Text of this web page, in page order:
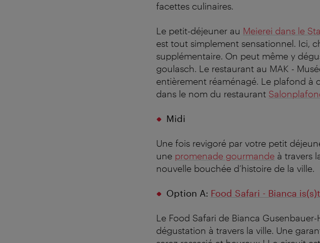
facettes culinaires.
Le petit-déjeuner au Meierei dans le
est tout simplement sensationnel. Ici,
supplémentaire. On peut même y
goulasch. Le restaurant au MAK -
entièrement réaménagé. Le plafond à
dans le nom du restaurant
Midi
Une fois revigoré par votre petit
une promenade gourmande à travers
nouvelle bouchée d’histoire de la ville.
Option A: Food Safari - Bianca is(s)t
Le Food Safari de Bianca
dégustation à travers la ville. Une